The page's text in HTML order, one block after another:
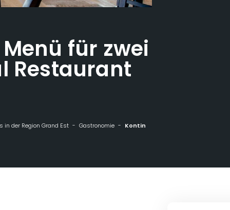
für zwei
Restaurant
in der Region Grand Est Gastronomie Kontinentales Menü für zwei im Continental Restaurant in Reims